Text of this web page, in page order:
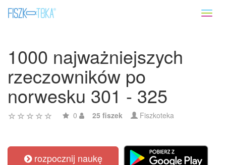
1000 najważniejszych
rzeczowników po
norwesku 301 - 325
0 25 fiszek Fiszkoteka
rozpocznij naukę